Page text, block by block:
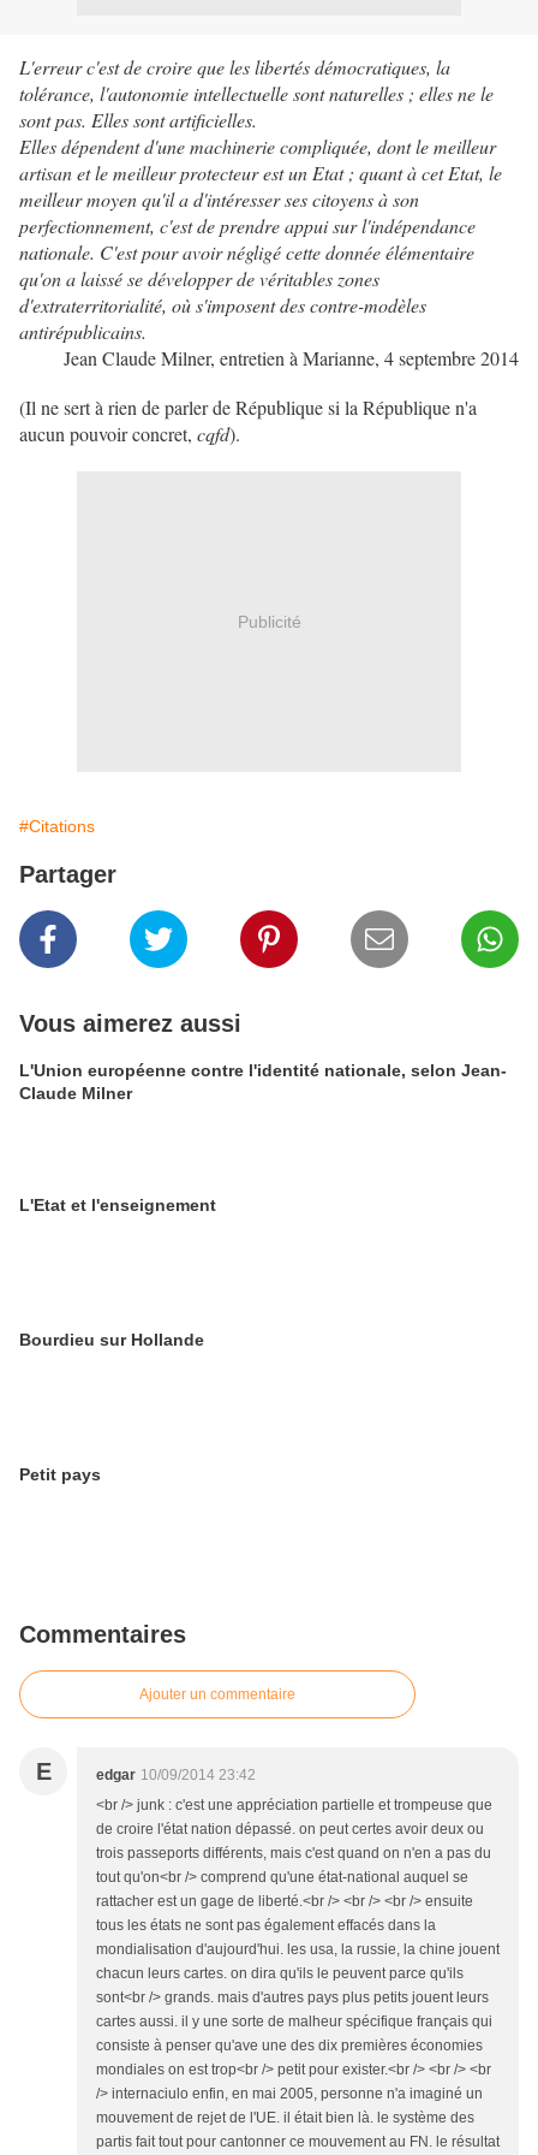
L'erreur c'est de croire que les libertés démocratiques, la
tolérance, l'autonomie intellectuelle sont naturelles ; elles ne le
sont pas. Elles sont artificielles.
Elles dépendent d'une machinerie compliquée, dont le meilleur
artisan et le meilleur protecteur est un Etat ; quant à cet Etat, le
meilleur moyen qu'il a d'intéresser ses citoyens à son
perfectionnement, c'est de prendre appui sur l'indépendance
nationale. C'est pour avoir négligé cette donnée élémentaire
qu'on a laissé se développer de véritables zones
d'extraterritorialité, où s'imposent des contre-modèles
antirépublicains.
Jean Claude Milner, entretien à Marianne, 4 septembre 2014
(Il ne sert à rien de parler de République si la République n'a
aucun pouvoir concret, cqfd).
Publicité
#Citations
Partager
Vous aimerez aussi
L'Union européenne contre l'identité nationale, selon Jean-
Claude Milner
L'Etat et l'enseignement
Bourdieu sur Hollande
Petit pays
Commentaires
Ajouter un commentaire
E edgar 10/09/2014 23:42
<br /> junk : c'est une appréciation partielle et trompeuse que
de croire l'état nation dépassé. on peut certes avoir deux ou
trois passeports différents, mais c'est quand on n'en a pas du
tout qu'on<br /> comprend qu'une état-national auquel se
rattacher est un gage de liberté.<br /> <br /> <br /> ensuite
tous les états ne sont pas également effacés dans la
mondialisation d'aujourd'hui. les usa, la russie, la chine jouent
chacun leurs cartes. on dira qu'ils le peuvent parce qu'ils
sont<br /> grands. mais d'autres pays plus petits jouent leurs
cartes aussi. il y une sorte de malheur spécifique français qui
consiste à penser qu'ave une des dix premières économies
mondiales on est trop<br /> petit pour exister.<br /> <br /> <br
/> internaciulo enfin, en mai 2005, personne n'a imaginé un
mouvement de rejet de l'UE. il était bien là. le système des
partis fait tout pour cantonner ce mouvement au FN. le résultat